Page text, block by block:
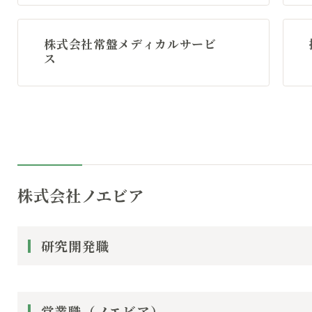
株式会社常盤メディカルサービ
ス
株式会社ノエビア
研究開発職